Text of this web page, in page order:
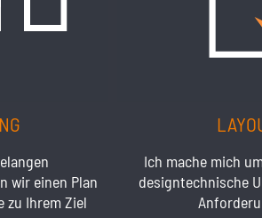
wir einen Plan
zu Ihrem Ziel
Ich mache mich
designtechnische